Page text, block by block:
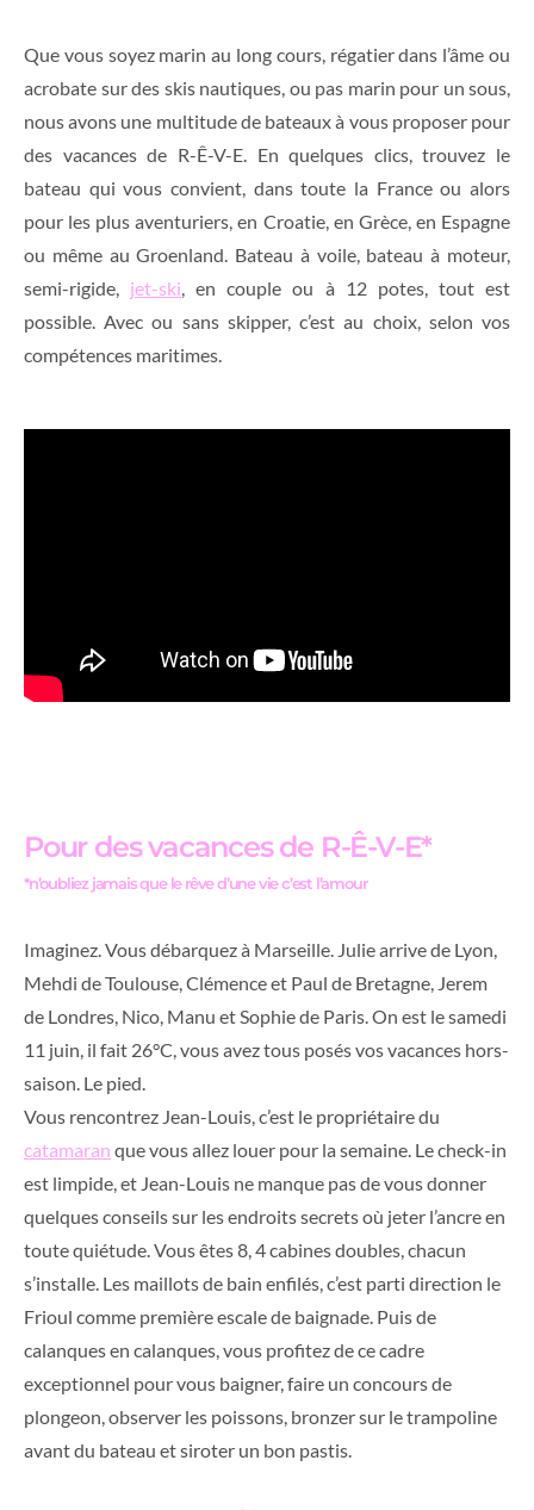
Que vous soyez marin au long cours, régatier dans l’âme ou
acrobate sur des skis nautiques, ou pas marin pour un sous,
nous avons une multitude de bateaux à vous proposer pour
des vacances de R-Ê-V-E. En quelques clics, trouvez le
bateau qui vous convient, dans toute la France ou alors
pour les plus aventuriers, en Croatie, en Grèce, en Espagne
ou même au Groenland. Bateau à voile, bateau à moteur,
semi-rigide, jet-ski, en couple ou à 12 potes, tout est
possible. Avec ou sans skipper, c’est au choix, selon vos
compétences maritimes.
Pour des vacances de R-Ê-V-E*
*n’oubliez jamais que le rêve d’une vie c’est l’amour
Imaginez. Vous débarquez à Marseille. Julie arrive de Lyon,
Mehdi de Toulouse, Clémence et Paul de Bretagne, Jerem
de Londres, Nico, Manu et Sophie de Paris. On est le samedi
11 juin, il fait 26°C, vous avez tous posés vos vacances hors-
saison. Le pied.
Vous rencontrez Jean-Louis, c’est le propriétaire du
catamaran que vous allez louer pour la semaine. Le check-in
est limpide, et Jean-Louis ne manque pas de vous donner
quelques conseils sur les endroits secrets où jeter l’ancre en
toute quiétude. Vous êtes 8, 4 cabines doubles, chacun
s’installe. Les maillots de bain enfilés, c’est parti direction le
Frioul comme première escale de baignade. Puis de
calanques en calanques, vous profitez de ce cadre
exceptionnel pour vous baigner, faire un concours de
plongeon, observer les poissons, bronzer sur le trampoline
avant du bateau et siroter un bon pastis.